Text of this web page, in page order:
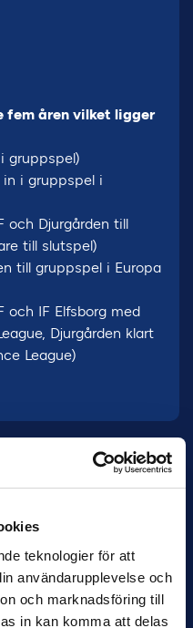
teknologier för att
användarupplevelse och
och marknadsföring till
in kan komma att delas
fem åren vilket ligger
gruppspel)
in i gruppspel i
och Djurgården till
till slutspel)
till gruppspel i Europa
och IF Elfsborg med
Djurgården klart
League)
& Tränare i